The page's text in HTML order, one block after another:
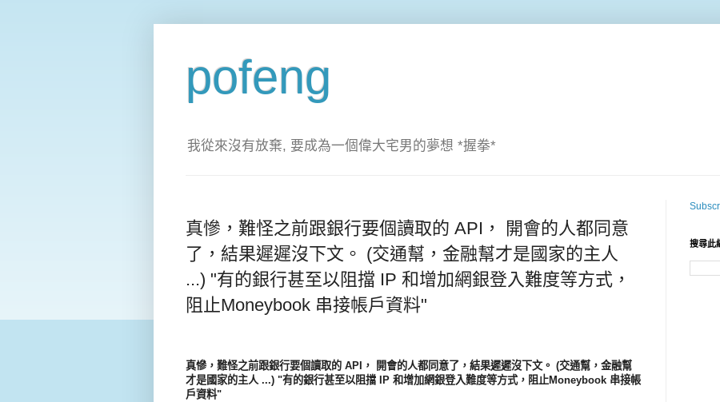
pofeng
我從來沒有放棄, 要成為一個偉大宅男的夢想 *握拳*
真慘，難怪之前跟銀行要個讀取的 API， 開會的人都同意
了，結果遲遲沒下文。 (交通幫，金融幫才是國家的主人
...) "有的銀行甚至以阻擋 IP 和增加網銀登入難度等方式，
阻止Moneybook 串接帳戶資料"
真慘，難怪之前跟銀行要個讀取的 API， 開會的人都同意了，結果遲遲沒下文。 (交通幫，金融幫
才是國家的主人 ...) "有的銀行甚至以阻擋 IP 和增加網銀登入難度等方式，阻止Moneybook 串接帳
戶資料"
搜尋此